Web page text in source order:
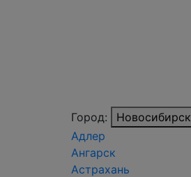
Город:
Новосибирск
Адлер
Ангарск
Астрахань